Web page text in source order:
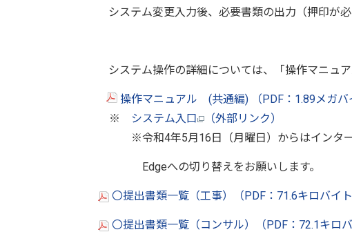
システム変更入力後、必要書類の出力（押印が
システム操作の詳細については、「操作マニュ
操作マニュアル (共通編) （PDF：1.89メガバ
※
システム入口
（外部リンク）
※令和4年5月16日（月曜日）からはインター
Edgeへの切り替えをお願いします。
〇提出書類一覧（工事）（PDF：71.6キロバイト
〇提出書類一覧（コンサル）（PDF：72.1キロ